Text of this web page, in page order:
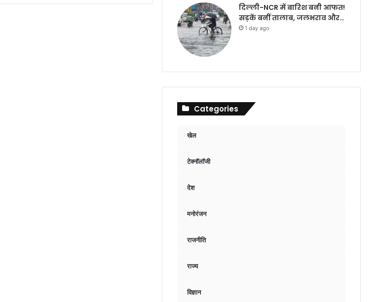
दिल्ली-NCR में बारिश बनी आफत!
सड़कें बनीं तालाब, जलभराव और…
1 day ago
Categories
खेल
टेक्नॉलॉजी
देश
मनोरंजन
राजनीति
राज्य
विज्ञान